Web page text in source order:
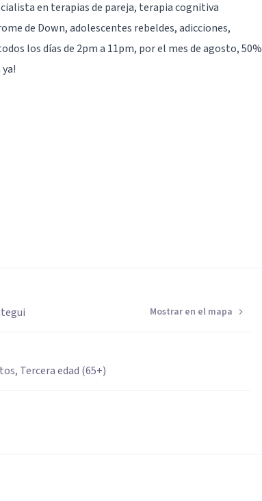
en terapias de pareja, terapia cognitiva
de Down, adolescentes rebeldes, adicciones,
los días de 2pm a 11pm, por el mes de agosto, 50%
Mostrar en el mapa
Tercera edad (65+)